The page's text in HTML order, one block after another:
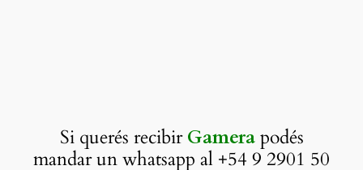
Si querés recibirGamerapodés
mandar un whatsapp al +54 9 2901 50